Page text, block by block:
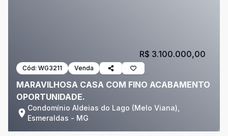
Cód: WG3211 Venda
MARAVILHOSA CASA COM FINO ACABAMENTO
OPORTUNIDADE.
Condomínio Aldeias do Lago (Melo Viana),
Esmeraldas - MG
R$ 3.100.000,00